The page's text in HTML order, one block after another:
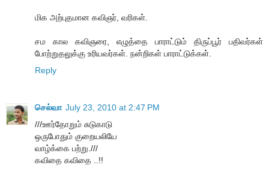
மிக அற்புதமான கவிஞர், வரிகள்.
சம கால கவிஞரை, எழுத்தை பாராட்டும் திருப்பூர் பதிவர்கள்
போற்றுதலுக்கு உரியவர்கள். நன்றிகள் பாராட்டுக்கள்.
Reply
செல்வா July 23, 2010 at 2:47 PM
///ஊர்தோறும் சுடுகாடு
ஒருபோதும் குறையலியே
வாழ்க்கை பற்று.///
கவிதை கவிதை ..!!